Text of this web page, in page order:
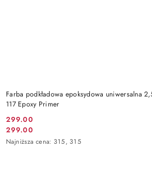
Farba podkładowa epoksydowa uniwersalna
117 Epoxy Primer
Cena
promocyjna:
299.00
Cena
promocyjna:
299.00
Najniższa
Najniższa cena: 315, 315